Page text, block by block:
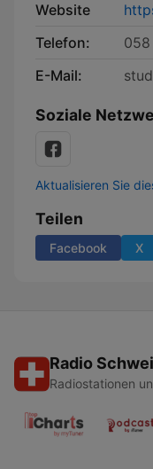
Website
Telefon:
E-Mail:
Soziale
Aktualisieren Sie
Teilen
Facebook X
Radio
Radiostationen